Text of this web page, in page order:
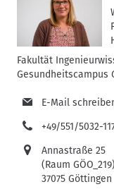
Fakultät
Gesundheitscampus
E-Mail
+49/551/5032-
Annastraße 25
(Raum GÖO_219)
37075 Göttingen